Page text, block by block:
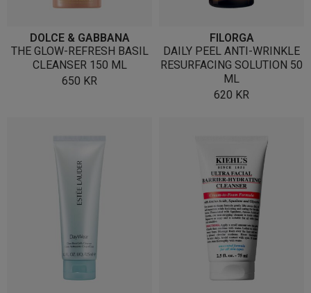
DOLCE & GABBANA
THE GLOW-REFRESH BASIL
CLEANSER 150 ML
650 KR
FILORGA
DAILY PEEL ANTI-WRINKLE
RESURFACING SOLUTION 50
ML
620 KR